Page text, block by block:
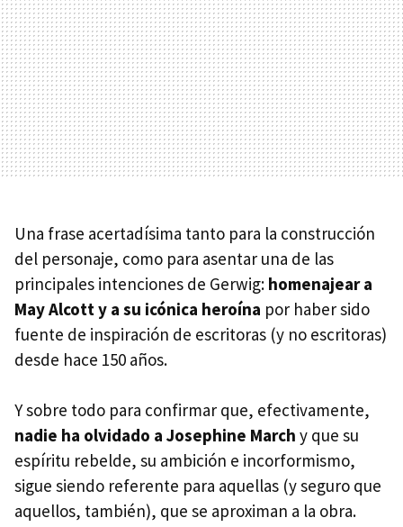
Una frase acertadísima tanto para la construcción
del personaje, como para asentar una de las
principales intenciones de Gerwig: homenajear a
May Alcott y a su icónica heroína por haber sido
fuente de inspiración de escritoras (y no escritoras)
desde hace 150 años.
Y sobre todo para confirmar que, efectivamente,
nadie ha olvidado a Josephine March y que su
espíritu rebelde, su ambición e incorformismo,
sigue siendo referente para aquellas (y seguro que
aquellos, también), que se aproximan a la obra.